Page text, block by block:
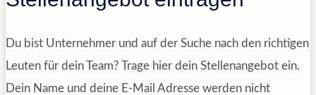
Du bist Unternehmer und auf der Suche nach den richtigen
Leuten für dein Team? Trage hier dein Stellenangebot ein.
Dein Name und deine E-Mail Adresse werden nicht